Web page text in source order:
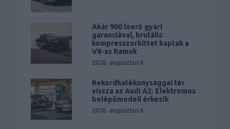
Akár 900 lóerő gyári
garanciával, brutális
kompresszorkittet kaptak a
V8-as Ramok
2026. augusztus 6.
Rekordhatékonysággal tér
vissza az Audi A2: Elektromos
belépőmodell érkezik
2026. augusztus 6.